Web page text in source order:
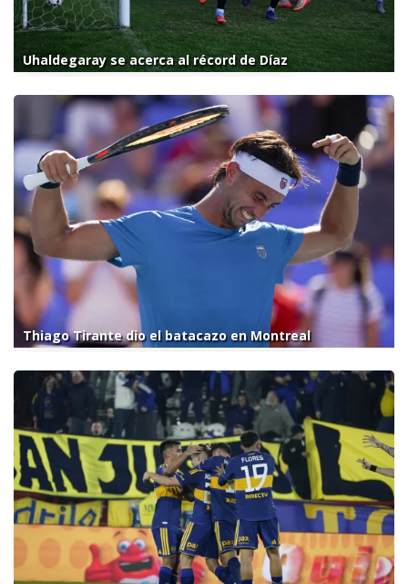
Uhaldegaray se acerca al récord de Díaz
Thiago Tirante dio el batacazo en Montreal